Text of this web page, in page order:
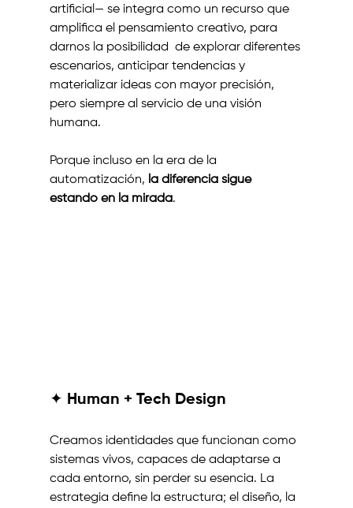
artificial— se integra como un recurso que
amplifica el pensamiento creativo, para
darnos la posibilidad  de explorar diferentes
escenarios, anticipar tendencias y
materializar ideas con mayor precisión,
pero siempre al servicio de una visión
humana.
Porque incluso en la era de la
automatización, la diferencia sigue
estando en la mirada.
✦ Human + Tech Design
Creamos identidades que funcionan como
sistemas vivos, capaces de adaptarse a
cada entorno, sin perder su esencia. La
estrategia define la estructura; el diseño, la